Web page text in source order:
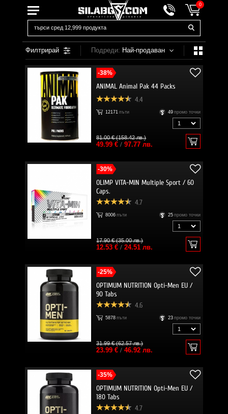
0
Филтрирай Подреди: Най-продаван
-38%
ANIMAL Animal Pak 44 Packs
4.4
12171 пъти 49 промо точки
81.00 € (158.42 лв.)
49.99 €/ 97.77 лв.
-30%
OLIMP VITA-MIN Multiple Sport / 60
Caps.
4.7
8006 пъти 25 промо точки
17.90 € (35.00 лв.)
12.53 €/ 24.51 лв.
-25%
OPTIMUM NUTRITION Opti-Men EU /
90 Tabs
4.6
5878 пъти 23 промо точки
31.99 € (62.57 лв.)
23.99 €/ 46.92 лв.
-35%
OPTIMUM NUTRITION Opti-Men EU /
180 Tabs
4.7